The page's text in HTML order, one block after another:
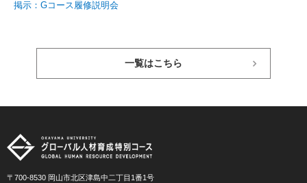
掲示：Gコース履修説明会
一覧はこちら
〒700-8530 岡山市北区津島中二丁目1番1号